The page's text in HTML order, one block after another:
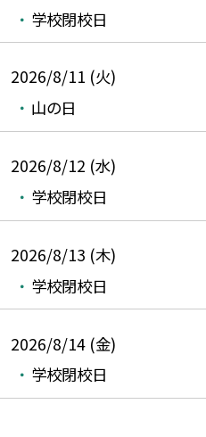
学校閉校日
2026/8/11 (火)
山の日
2026/8/12 (水)
学校閉校日
2026/8/13 (木)
学校閉校日
2026/8/14 (金)
学校閉校日